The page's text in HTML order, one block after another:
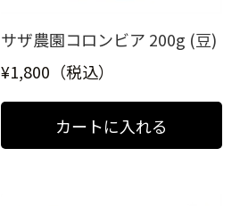
サザ農園コロンビア 200g (豆)
¥1,800（税込）